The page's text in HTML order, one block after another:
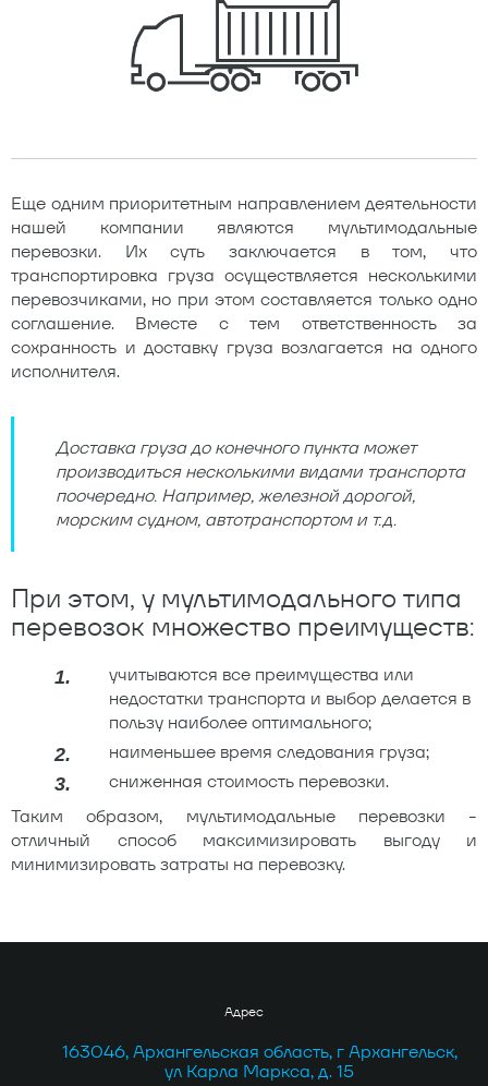
Еще одним приоритетным направлением деятельности
нашей компании являются мультимодальные
перевозки. Их суть заключается в том, что
транспортировка груза осуществляется несколькими
перевозчиками, но при этом составляется только одно
соглашение. Вместе с тем ответственность за
сохранность и доставку груза возлагается на одного
исполнителя.
Доставка груза до конечного пункта может
производиться несколькими видами транспорта
поочередно. Например, железной дорогой,
морским судном, автотранспортом и т.д.
При этом, у мультимодального типа
перевозок множество преимуществ:
учитываются все преимущества или
недостатки транспорта и выбор делается в
пользу наиболее оптимального;
наименьшее время следования груза;
сниженная стоимость перевозки.
Таким образом, мультимодальные перевозки -
отличный способ максимизировать выгоду и
минимизировать затраты на перевозку.
Адрес
163046, Архангельская область, г Архангельск,
ул Карла Маркса, д. 15